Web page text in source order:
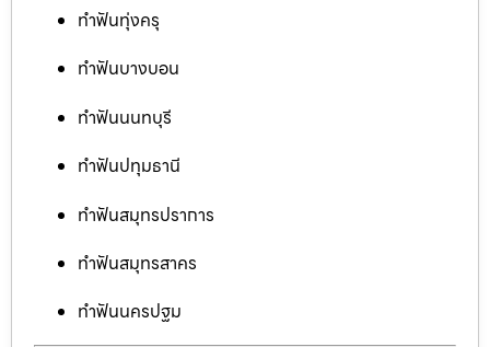
ทำฟันทุ่งครุ
ทำฟันบางบอน
ทำฟันนนทบุรี
ทำฟันปทุมธานี
ทำฟันสมุทรปราการ
ทำฟันสมุทรสาคร
ทำฟันนครปฐม